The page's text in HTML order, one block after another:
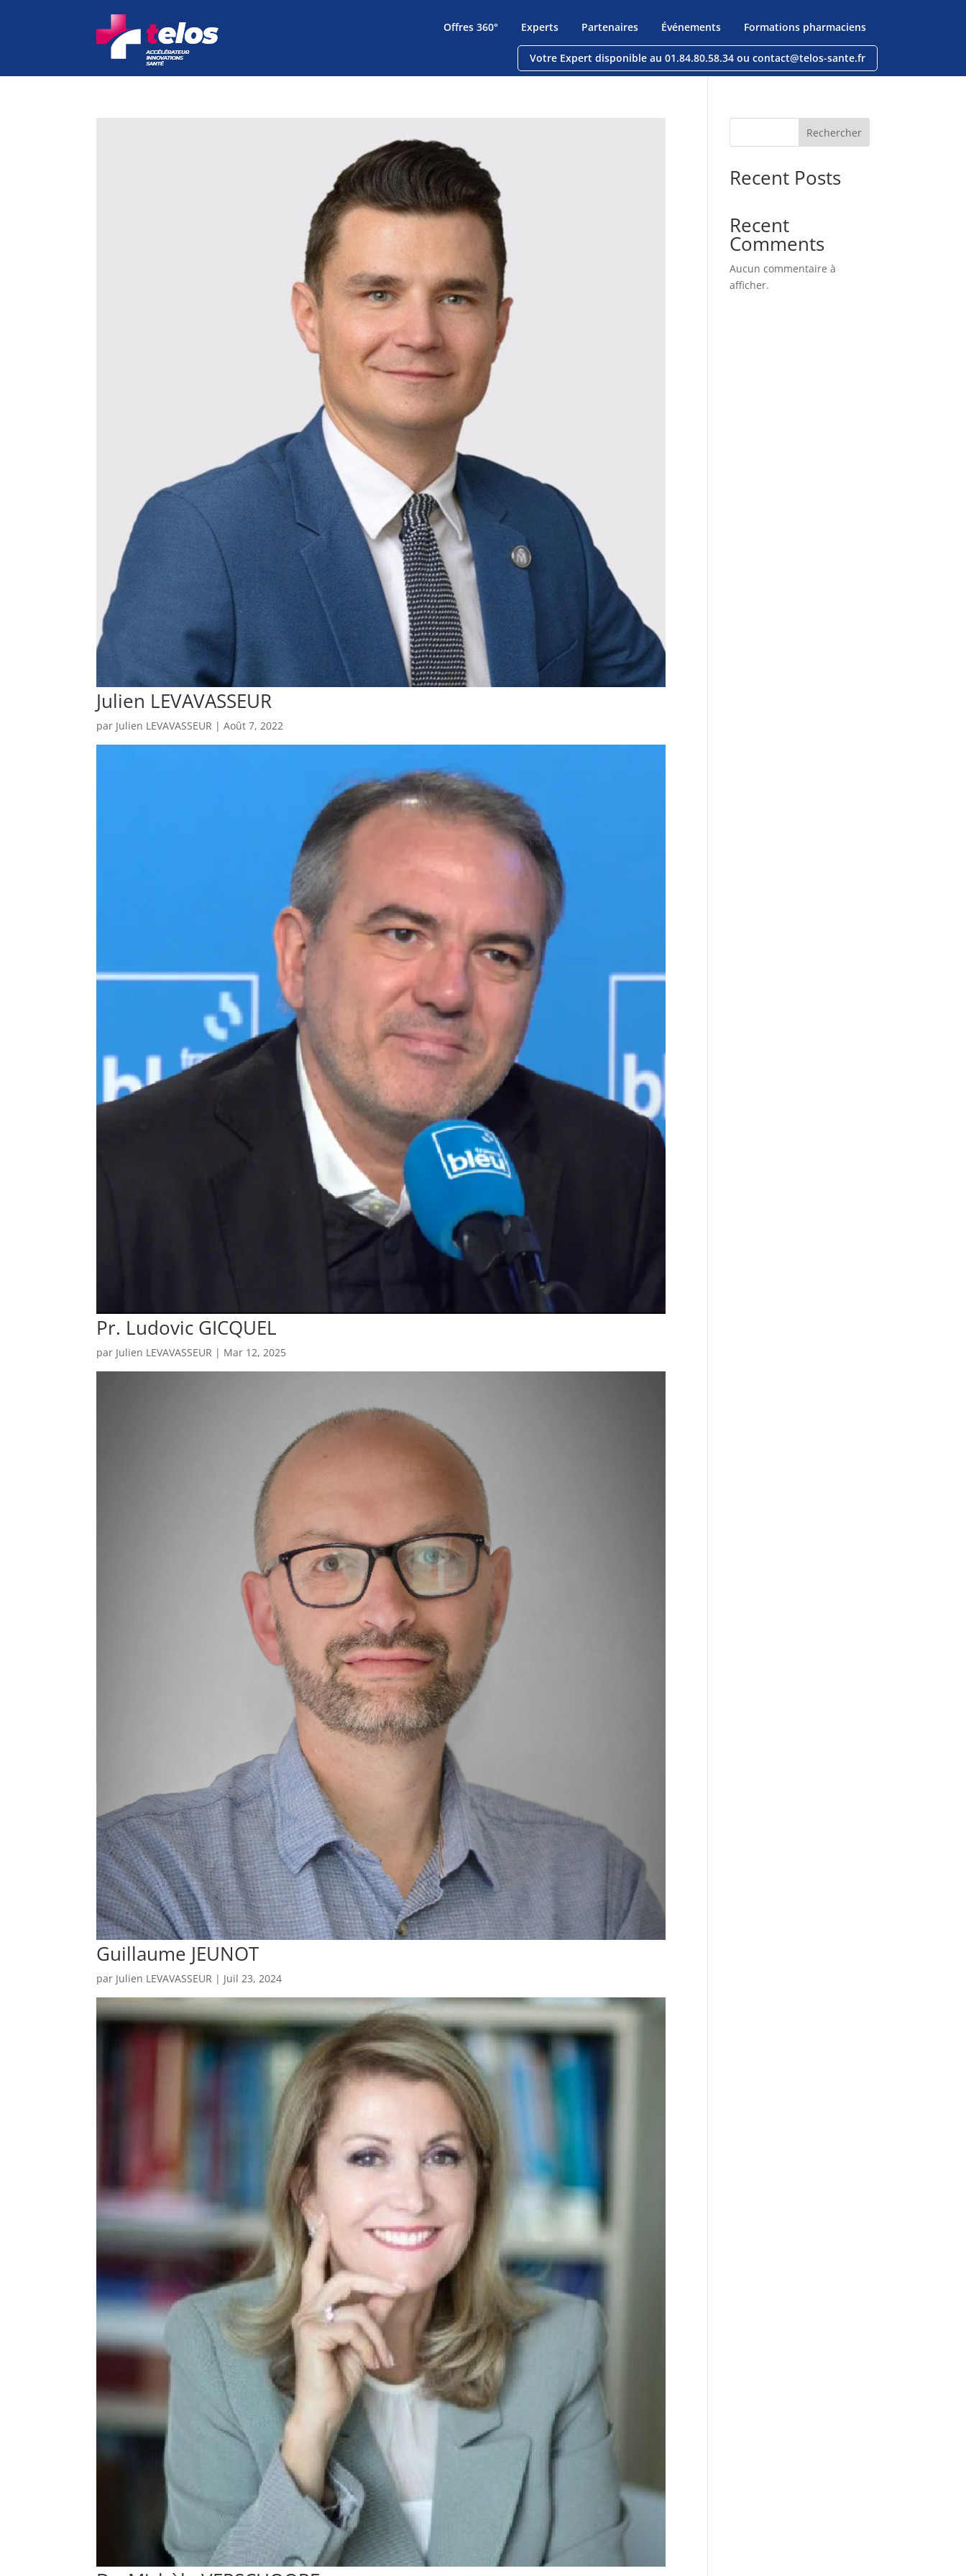
Offres 360° Experts Partenaires Événements Formations pharmaciens
Votre Expert disponible au 01.84.80.58.34 ou contact@telos-sante.fr
Julien LEVAVASSEUR
par Julien LEVAVASSEUR |Août 7, 2022
Pr. Ludovic GICQUEL
par Julien LEVAVASSEUR | Mar 12, 2025
Guillaume JEUNOT
par Julien LEVAVASSEUR | Juil 23, 2024
Rechercher
Recent Posts
Recent
Comments
Aucun commentaire à
afficher.